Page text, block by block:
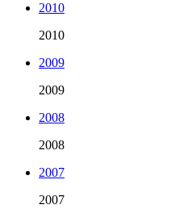
2010
2010
2009
2009
2008
2008
2007
2007